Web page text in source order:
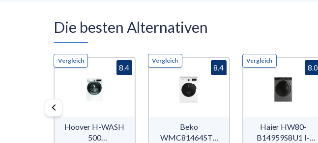
Die besten Alternativen
Vergleich
Hoover H-WASH
500
8.4
Vergleich
Beko
WMC81464ST1
8.4
Vergleich
Haier HW80-
B14959S8U1 I-
8.0